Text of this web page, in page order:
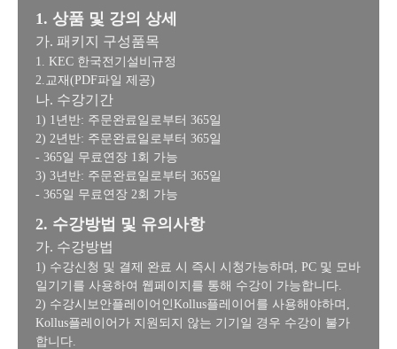
1. 상품 및 강의 상세
가. 패키지 구성품목
1. KEC 한국전기설비규정
2.교재(PDF파일 제공)
나. 수강기간
1) 1년반: 주문완료일로부터 365일
2) 2년반: 주문완료일로부터 365일
- 365일 무료연장 1회 가능
3) 3년반: 주문완료일로부터 365일
- 365일 무료연장 2회 가능
2. 수강방법 및 유의사항
가. 수강방법
1) 수강신청 및 결제 완료 시 즉시 시청가능하며, PC 및 모바
일기기를 사용하여 웹페이지를 통해 수강이 가능합니다.
2) 수강시보안플레이어인Kollus플레이어를 사용해야하며,
Kollus플레이어가 지원되지 않는 기기일 경우 수강이 불가
합니다.